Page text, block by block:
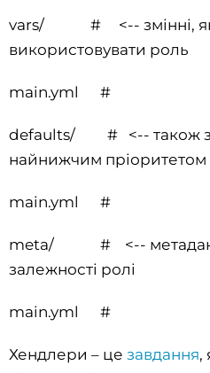
vars/ # <-- змінні,
використовувати роль
main.yml #
defaults/ # <-- також
найнижчим пріоритетом
main.yml #
meta/ # <-- метадані
залежності ролі
main.yml #
Хендлери – це завдання,